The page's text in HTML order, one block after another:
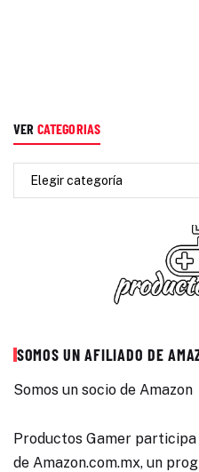
VER CATEGORIAS
SOMOS UN AFILIADO DE
Somos un socio de Amazon
Productos Gamer
de Amazon.com.mx, un